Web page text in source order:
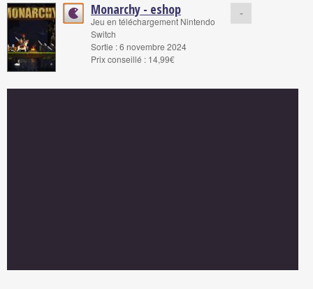
Monarchy - eshop
Jeu en téléchargement Nintendo
Switch
Sortie : 6 novembre 2024
Prix conseillé : 14,99€
-